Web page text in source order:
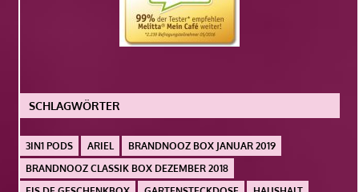
SCHLAGWÖRTER
3IN1 PODS ARIEL
BRANDNOOZ BOX JANUAR 2019
BRANDNOOZ CLASSIK BOX DEZEMBER 2018